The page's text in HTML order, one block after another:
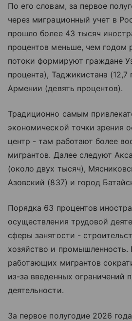
По его словам, за первое
через миграционный учет в
прошло более 43 тысяч
процентов меньше, чем годом
потоки формируют граждане
процента), Таджикистана (12,7
Армении (девять процентов).
Традиционно самым
экономической точки зрения
центр - там работают более
мигрантов. Далее следуют
(около двух тысяч),
Азовский (837) и город
Порядка 63 процентов
осуществления трудовой
сферы занятости -
хозяйство и
работающих мигрантов
из-за введенных ограничений
деятельности.
За первое полугодие 2026